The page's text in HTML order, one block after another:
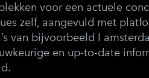
voor een actuele
zelf, aangevuld met
van bijvoorbeeld I
en up-to-date